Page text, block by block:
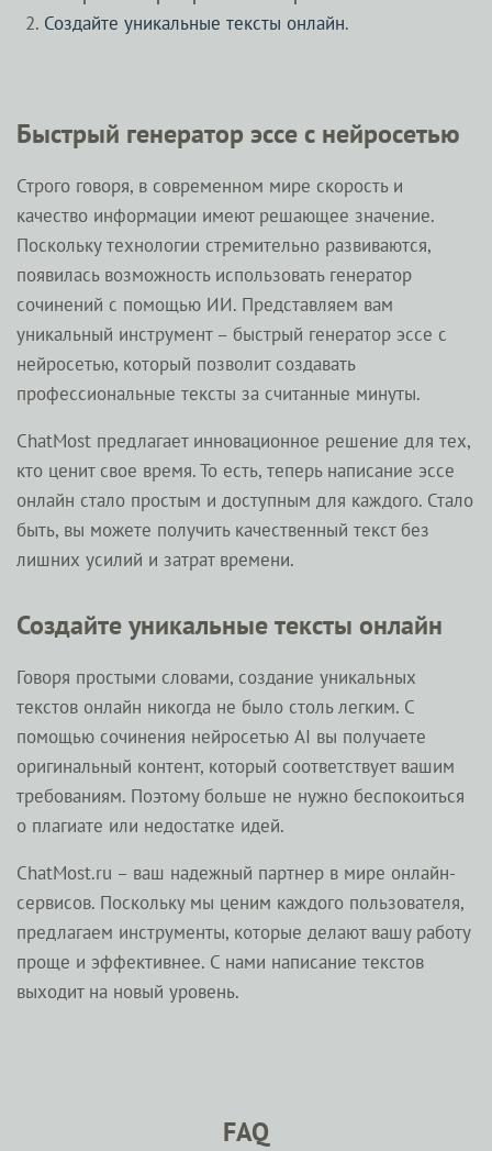
Создайте уникальные тексты онлайн.
Быстрый генератор эссе с нейросетью
Строго говоря, в современном мире скорость и
качество информации имеют решающее значение.
Поскольку технологии стремительно развиваются,
появилась возможность использовать генератор
сочинений с помощью ИИ. Представляем вам
уникальный инструмент – быстрый генератор эссе с
нейросетью, который позволит создавать
профессиональные тексты за считанные минуты.
ChatMost предлагает инновационное решение для тех,
кто ценит свое время. То есть, теперь написание эссе
онлайн стало простым и доступным для каждого. Стало
быть, вы можете получить качественный текст без
лишних усилий и затрат времени.
Создайте уникальные тексты онлайн
Говоря простыми словами, создание уникальных
текстов онлайн никогда не было столь легким. С
помощью сочинения нейросетью AI вы получаете
оригинальный контент, который соответствует вашим
требованиям. Поэтому больше не нужно беспокоиться
о плагиате или недостатке идей.
ChatMost.ru – ваш надежный партнер в мире онлайн-
сервисов. Поскольку мы ценим каждого пользователя,
предлагаем инструменты, которые делают вашу работу
проще и эффективнее. С нами написание текстов
выходит на новый уровень.
FAQ